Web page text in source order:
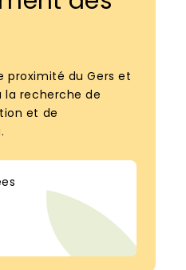
proximité du Gers et
la recherche de
et de